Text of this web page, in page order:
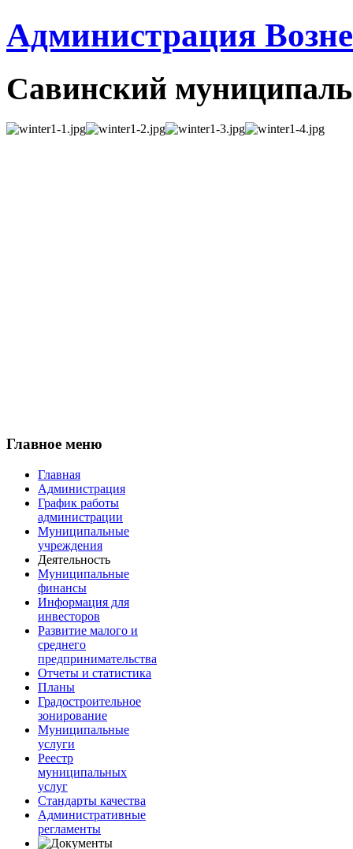
Администрация
Савинский
Главное меню
Главная
Администрация
График работы
администрации
Муниципальные
учреждения
Деятельность
Муниципальные
финансы
Информация для
инвесторов
Развитие малого и
среднего
предпринимательства
Отчеты и статистика
Планы
Градостроительное
зонирование
Муниципальные
услуги
Реестр
муниципальных
услуг
Стандарты качества
Административные
регламенты